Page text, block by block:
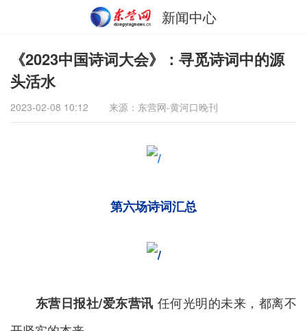
新闻中心
《2023中国诗词大会》：寻觅诗词中的源
头活水
2023-02-08 10:12 来源：东营网-黄河口晚刊
第六场诗词汇总
东营日报社/爱东营讯 任何光明的未来，都离不